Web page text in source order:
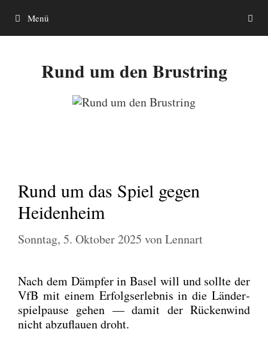
Inhalt
springen
Menü
Rund um den Brustring
Rund um das Spiel gegen
Heidenheim
Sonntag, 5. Oktober 2025 vonLennart
Nach dem Dämp­fer in Basel will und soll­te der
VfB mit einem Erfolgs­er­leb­nis in die Län­der­
spiel­pau­se gehen — damit der Rücken­wind
nicht abzu­flau­en droht.